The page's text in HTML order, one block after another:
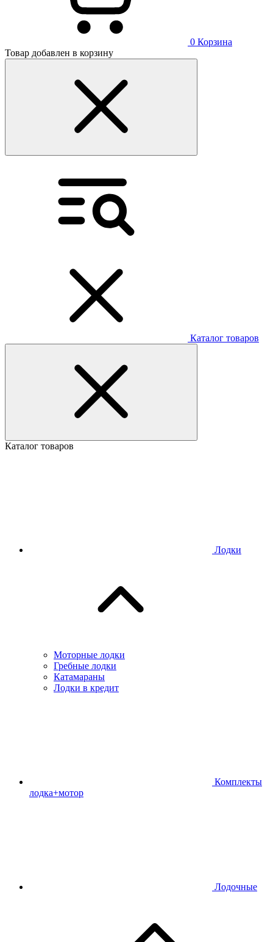
0 Корзина
Товар добавлен в корзину
Каталог товаров
Каталог товаров
Лодки
Моторные лодки
Гребные лодки
Катамараны
Лодки в кредит
Комплекты
лодка+мотор
Лодочные